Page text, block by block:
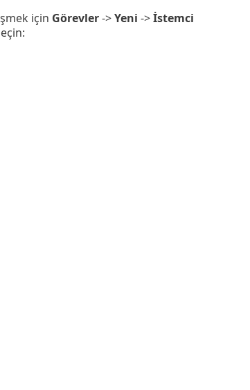
için Görevler->Yeni ->İstemci